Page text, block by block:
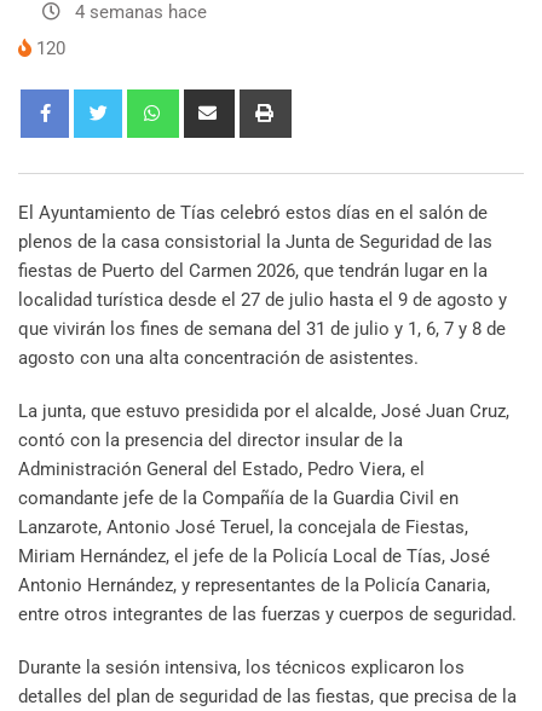
4 semanas hace
120
El Ayuntamiento de Tías celebró estos días en el salón de
plenos de la casa consistorial la Junta de Seguridad de las
fiestas de Puerto del Carmen 2026, que tendrán lugar en la
localidad turística desde el 27 de julio hasta el 9 de agosto y
que vivirán los fines de semana del 31 de julio y 1, 6, 7 y 8 de
agosto con una alta concentración de asistentes.
La junta, que estuvo presidida por el alcalde, José Juan Cruz,
contó con la presencia del director insular de la
Administración General del Estado, Pedro Viera, el
comandante jefe de la Compañía de la Guardia Civil en
Lanzarote, Antonio José Teruel, la concejala de Fiestas,
Miriam Hernández, el jefe de la Policía Local de Tías, José
Antonio Hernández, y representantes de la Policía Canaria,
entre otros integrantes de las fuerzas y cuerpos de seguridad.
Durante la sesión intensiva, los técnicos explicaron los
detalles del plan de seguridad de las fiestas, que precisa de la